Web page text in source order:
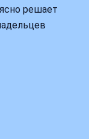
решает